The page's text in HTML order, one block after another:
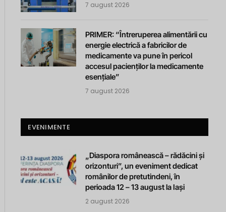
7 august 2026
PRIMER: “Întreruperea alimentării cu
energie electrică a fabricilor de
medicamente va pune în pericol
accesul pacienților la medicamente
esențiale”
7 august 2026
EVENIMENTE
„Diaspora românească – rădăcini și
orizonturi”, un eveniment dedicat
românilor de pretutindeni, în
perioada 12 – 13 august la Iași
2 august 2026